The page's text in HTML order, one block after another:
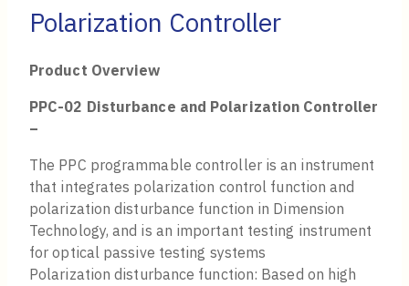
Polarization Controller
Product Overview
PPC-02 Disturbance and Polarization Controller
–
The PPC programmable controller is an instrument
that integrates polarization control function and
polarization disturbance function in Dimension
Technology, and is an important testing instrument
for optical passive testing systems
Polarization disturbance function: Based on high